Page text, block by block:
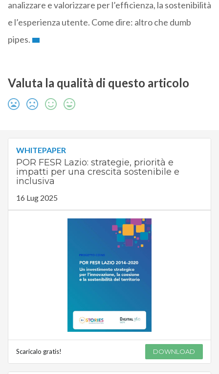
analizzare e valorizzare per l’efficienza, la sostenibilità
e l’esperienza utente. Come dire: altro che dumb
pipes.
Valuta la qualità di questo articolo
WHITEPAPER
POR FESR Lazio: strategie, priorità e
impatti per una crescita sostenibile e
inclusiva
16 Lug 2025
Scaricalo gratis! DOWNLOAD